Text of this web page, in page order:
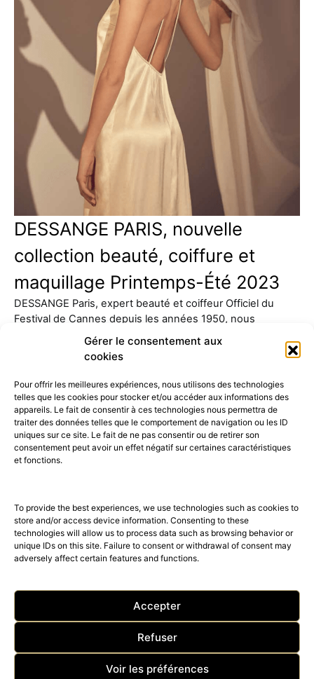
Gérer le consentement aux
cookies
Pour offrir les meilleures expériences, nous utilisons des technologies
telles que les cookies pour stocker et/ou accéder aux informations des
appareils. Le fait de consentir à ces technologies nous permettra de
traiter des données telles que le comportement de navigation ou les ID
uniques sur ce site. Le fait de ne pas consentir ou de retirer son
consentement peut avoir un effet négatif sur certaines caractéristiques
et fonctions.
To provide the best experiences, we use technologies such as cookies to
store and/or access device information. Consenting to these
technologies will allow us to process data such as browsing behavior or
unique IDs on this site. Failure to consent or withdrawal of consent may
adversely affect certain features and functions.
Accepter
Refuser
Voir les préférences
DESSANGE PARIS, nouvelle
collection beauté, coiffure et
maquillage Printemps-Été 2023
DESSANGE Paris, expert beauté et coiffeur Officiel du
Festival de Cannes depuis les années 1950, nous
52K 15K
BEST OF LUXE
SHOP – TRAVEL – CLUB